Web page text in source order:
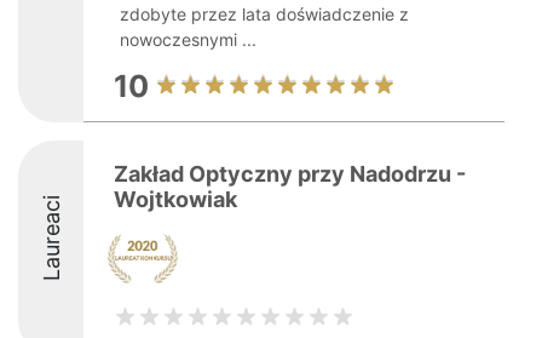
zdobyte przez lata doświadczenie z
nowoczesnymi ...
10
Laureaci
Zakład Optyczny przy Nadodrzu -
Wojtkowiak